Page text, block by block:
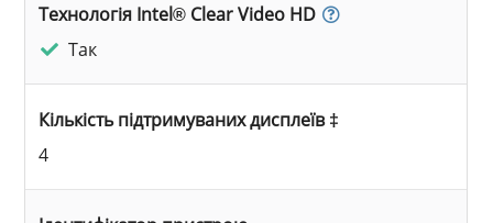
Технологія Intel® Clear Video HD
Так
Кількість підтримуваних дисплеїв ‡
4